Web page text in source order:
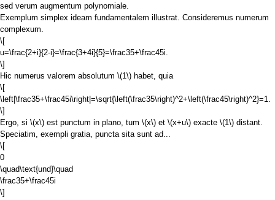
sed verum augmentum polynomiale.
Exemplum simplex ideam fundamentalem illustrat. Consideremus numerum
complexum.
\[
u=\frac{2+i}{2-i}=\frac{3+4i}{5}=\frac35+\frac45i.
\]
Hic numerus valorem absolutum \(1\) habet, quia
\[
\left|\frac35+\frac45i\right|=\sqrt{\left(\frac35\right)^2+\left(\frac45\right)^2}=1.
\]
Ergo, si \(x\) est punctum in plano, tum \(x\) et \(x+u\) exacte \(1\) distant.
Speciatim, exempli gratia, puncta sita sunt ad...
\[
0
\quad\text{und}\quad
\frac35+\frac45i
\]